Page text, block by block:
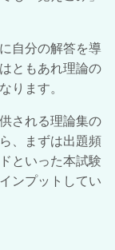
自分の解答を導
ともあれ理論の
ります。
される理論集の
、まずは出題頻
といった本試験
ンプットしてい